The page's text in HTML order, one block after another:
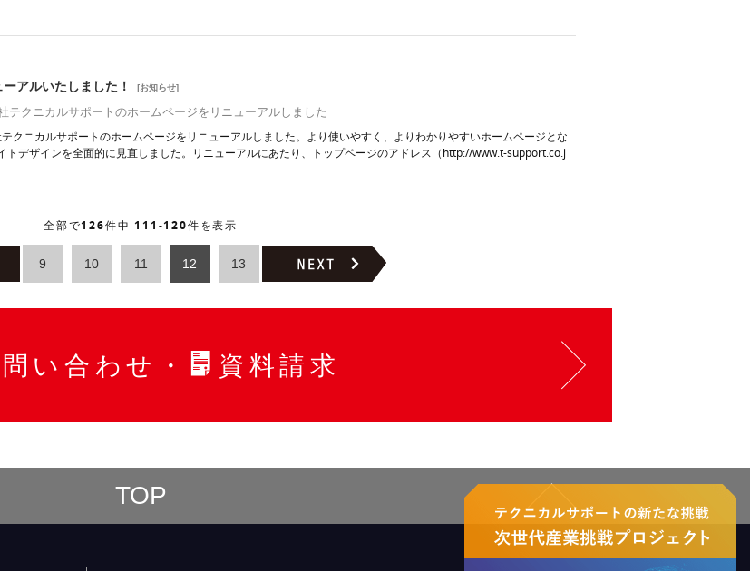
アルいたしました！ [お知らせ]
テクニカルサポートのホームページをリニューアルしました
クニカルサポートのホームページをリニューアルしました。より使いやすく、よりわかりやすいホームページとな
トデザインを全面的に見直しました。リニューアルにあたり、トップページのアドレス（http://www.t-support.co.j
全部で126件中 111-120件を表示
9 10 11 12 13
い合わせ ・ 資料請求
TOP